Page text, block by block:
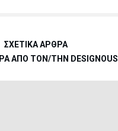
ΣΧΕΤΙΚΆ ΆΡΘΡΑ
ΑΠΌ ΤΟΝ/ΤΗΝ DESIGNOUS